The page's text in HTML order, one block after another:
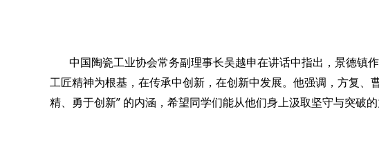
中国陶瓷工业协会常务副理事长吴越申在讲话中指出，景德镇
工匠精神为根基，在传承中创新，在创新中发展。他强调，方复、
精、勇于创新” 的内涵，希望同学们能从他们身上汲取坚守与突破的